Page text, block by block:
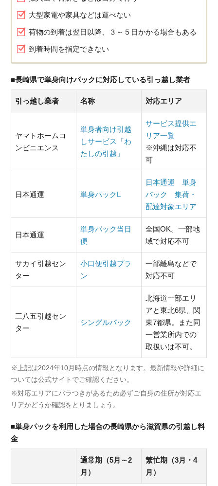
大型家電や家具などは運べない
荷物の到着は翌日以降、３～５日かかる場合もある
到着時間を指定できない
■長崎県で単身向けパックに対応している引っ越し業者
引っ越し業者 名称 対応エリア
ヤマトホームコ
ンビニエンス
単身者向け引越
しサービス「わ
たしの引越」
サービス提供エ
リア一覧
※沖縄は対応不
可
日本通運 単身パックL
日本通運 単身
パック 集荷・
配達対象エリア
日本通運
単身パック当日
便
全国OK。一部地
域で対応不可
サカイ引越セン
ター
小口便引越プラ
ン
一部離島などで
対応不可
三八五引越セン
ター
シングルパック
北海道一部エリ
アと東北6県、関
東7都県。また同
一営業所内での
取扱いは不可。
※上記は2024年10月時点の情報となります。最新情報や詳細に
ついては公式サイトでご確認ください。
※対応エリアにバラつきがあるため必ずご自身の住所が対応エ
リアかどうか確認をとりましょう。
■単身パックを利用した場合の長崎県から滋賀県の引越し料
金
通常期（5月～2
月）
繁忙期（3月・4
月）